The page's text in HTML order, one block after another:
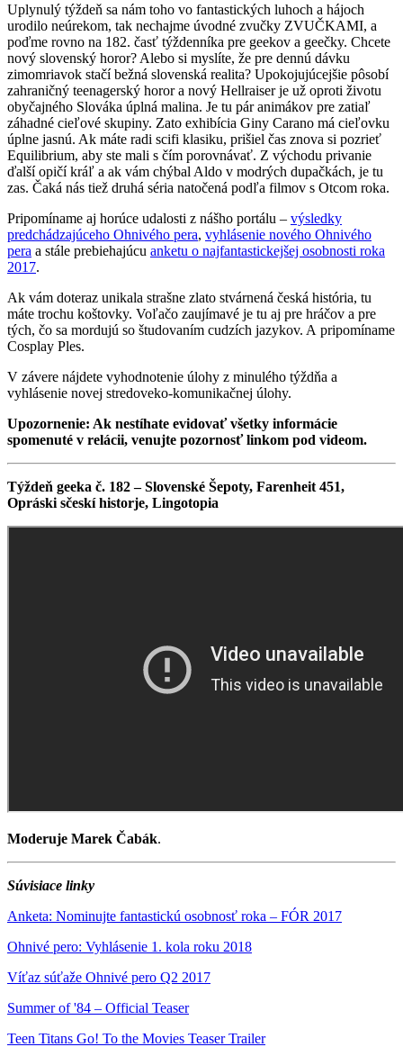
Uplynulý týždeň sa nám toho vo fantastických luhoch a hájoch
urodilo neúrekom, tak nechajme úvodné zvučky ZVUČKAMI, a
poďme rovno na 182. časť týždenníka pre geekov a geečky. Chcete
nový slovenský horor? Alebo si myslíte, že pre dennú dávku
zimomriavok stačí bežná slovenská realita? Upokojujúcejšie pôsobí
zahraničný teenagerský horor a nový Hellraiser je už oproti životu
obyčajného Slováka úplná malina. Je tu pár animákov pre zatiaľ
záhadné cieľové skupiny. Zato exhibícia Giny Carano má cieľovku
úplne jasnú. Ak máte radi scifi klasiku, prišiel čas znova si pozrieť
Equilibrium, aby ste mali s čím porovnávať. Z východu privanie
ďalší opičí kráľ a ak vám chýbal Aldo v modrých dupačkách, je tu
zas. Čaká nás tiež druhá séria natočená podľa filmov s Otcom roka.
Pripomíname aj horúce udalosti z nášho portálu – výsledky
predchádzajúceho Ohnivého pera, vyhlásenie nového Ohnivého
pera a stále prebiehajúcu anketu o najfantastickejšej osobnosti roka
2017.
Ak vám doteraz unikala strašne zlato stvárnená česká história, tu
máte trochu koštovky. Voľačo zaujímavé je tu aj pre hráčov a pre
tých, čo sa mordujú so študovaním cudzích jazykov. A pripomíname
Cosplay Ples.
V závere nájdete vyhodnotenie úlohy z minulého týždňa a
vyhlásenie novej stredoveko-komunikačnej úlohy.
Upozornenie: Ak nestíhate evidovať všetky informácie
spomenuté v relácii, venujte pozornosť linkom pod videom.
Týždeň geeka č. 182 – Slovenské Šepoty, Farenheit 451,
Opráski sčeskí historje, Lingotopia
Moderuje Marek Čabák.
Súvisiace linky
Anketa: Nominujte fantastickú osobnosť roka – FÓR 2017
Ohnivé pero: Vyhlásenie 1. kola roku 2018
Víťaz súťaže Ohnivé pero Q2 2017
Summer of '84 – Official Teaser
Teen Titans Go! To the Movies Teaser Trailer